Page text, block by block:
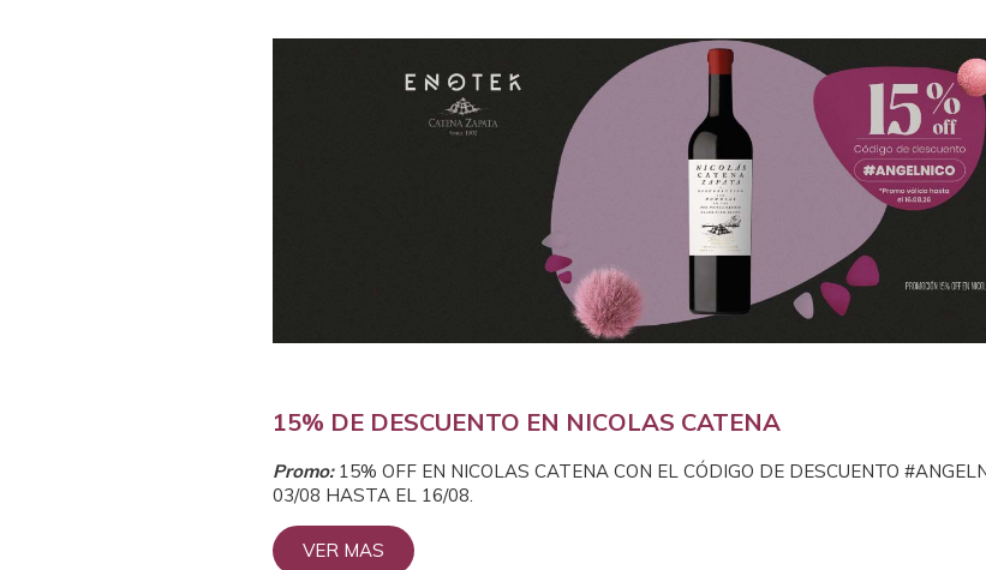
15% DE DESCUENTO EN NICOLAS CATENA
Promo: 15% OFF EN NICOLAS CATENA CON EL CÓDIGO DE DESCUENTO
03/08 HASTA EL 16/08.
VER MAS